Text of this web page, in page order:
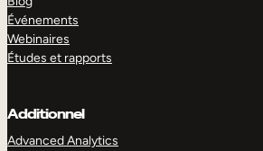
Événements
Webinaires
Études et rapports
Additionnel
Advanced Analytics